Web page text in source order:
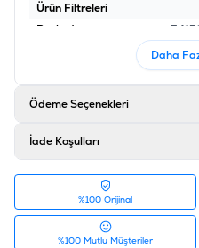
Ürün Filtreleri
Barkod
Tedarikçi Ürün Kodu
: 240-
Daha
Ödeme Seçenekleri
İade Koşulları
%100 Orijinal
%100 Mutlu Müşteriler